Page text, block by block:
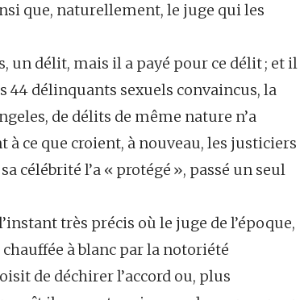
que, naturellement, le juge qui les
un délit, mais il a payé pour ce délit ; et il
44 délinquants sexuels convaincus, la
de délits de même nature n’a
ce que croient, à nouveau, les justiciers
célébrité l’a « protégé », passé un seul
très précis où le juge de l’époque,
à blanc par la notoriété
de déchirer l’accord ou, plus